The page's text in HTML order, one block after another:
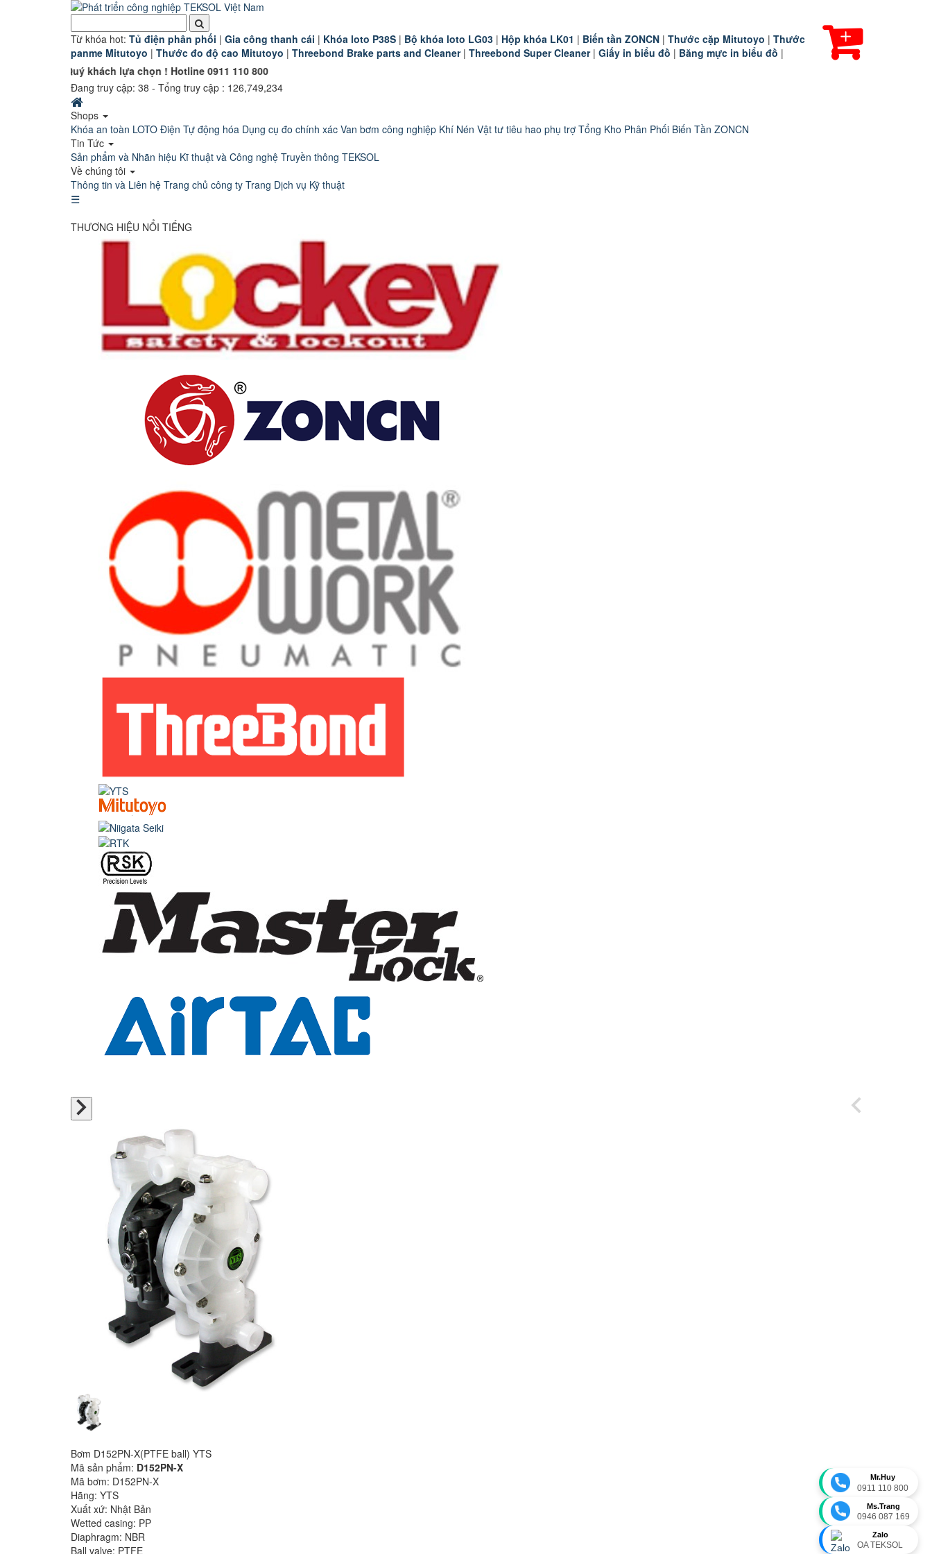
Mr.Huy
0911 110 800
Ms.Trang
0946 087 169
Zalo
OA TEKSOL
Từ khóa hot: Tủ điện phân phối | Gia công thanh cái | Khóa loto P38S | Bộ khóa loto LG03 | Hộp khóa LK01 | Biến tần ZONCN | Thước cặp Mitutoyo | Thước
panme Mitutoyo | Thước đo độ cao Mitutoyo | Threebond Brake parts and Cleaner| Threebond Super Cleaner| Giấy in biểu đồ | Băng mực in biểu đồ |
Quý khách lựa chọn ! Hotline 0911 110 800
Đang truy cập: 38 - Tổng truy cập : 126,749,234
Shops
Khóa an toàn LOTO Điện Tự động hóa Dụng cụ đo chính xác Van bơm công nghiệp Khí Nén Vật tư tiêu hao phụ trợ Tổng Kho Phân Phối Biến Tần ZONCN
Tin Tức
Sản phẩm và Nhãn hiệu Kĩ thuật và Công nghệ Truyền thông TEKSOL
Về chúng tôi
Thông tin và Liên hệ Trang chủ công ty Trang Dịch vụ Kỹ thuật
☰
THƯƠNG HIỆU NỔI TIẾNG
Bơm D152PN-X(PTFE ball) YTS
Mã sản phẩm: D152PN-X
Mã bơm: D152PN-X
Hãng: YTS
Xuất xứ: Nhật Bản
Wetted casing: PP
Diaphragm: NBR
Ball valve: PTFE